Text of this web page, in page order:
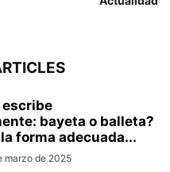
escribe
bayeta o balleta?
forma adecuada...
marzo de 2025